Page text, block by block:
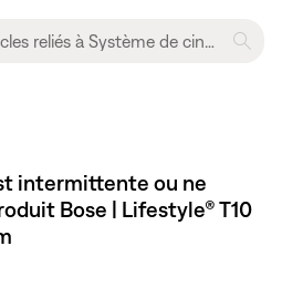
intermittente ou ne
Bose | Lifestyle® T10